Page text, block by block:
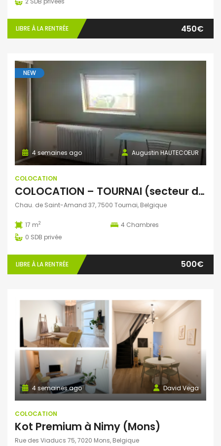
LIBRE À LA RENTRÉE 450€
NEW
Augustin HAUTECOEUR
4 semaines ago
COLOCATION
COLOCATION – TOURNAI (secteur des Bastions)
Chau. de Saint-Amand 37, 7500 Tournai, Belgique
17 m2 4 Chambres
0 SDB privée
LIBRE À LA RENTRÉE 500€
David Vega
4 semaines ago
COLOCATION
Kot Premium à Nimy (Mons)
Rue des Viaducs 75, 7020 Mons, Belgique